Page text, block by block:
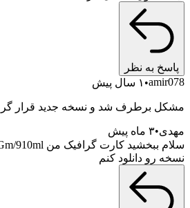
به نظر
۱ سال پیش
برطرف شد و نسخه جدید قرار گرفت
۳ ماه پیش
رو دانلود کنم